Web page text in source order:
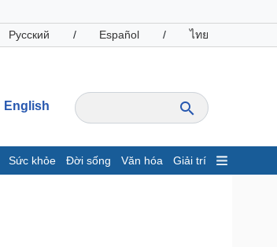
Русский / Español / ไทย
English
Sức khỏe Đời sống Văn hóa Giải trí